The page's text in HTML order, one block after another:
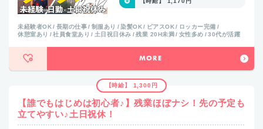
未経験者OK 長期の仕事 制服あり 染髪OK ピアスOK
ロッカー完備
休憩室あり
社員食堂あり 土日祝日休み 残業 20H未満 女性多め 30代が活躍
MORE
【時給】 1,300円
【誰でもはじめは初心者♪】残業ほぼナシ！先の予定も
立てやすい♪土日祝休！